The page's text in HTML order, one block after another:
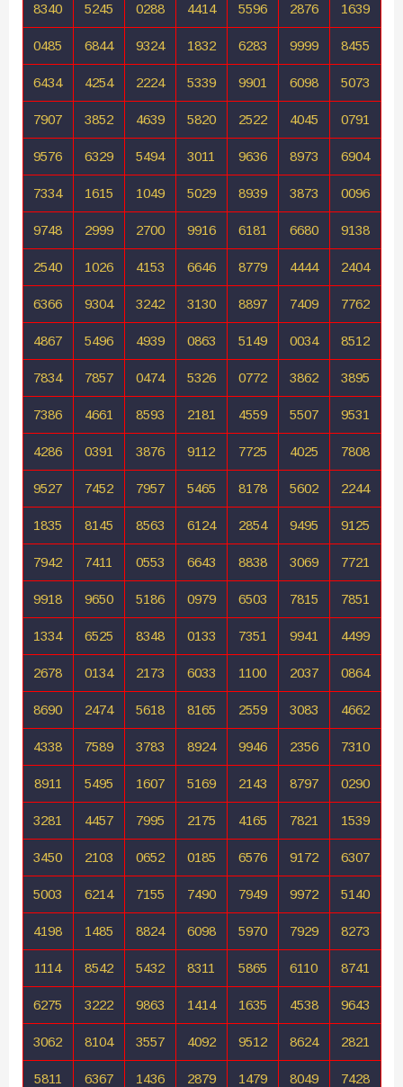
8340 5245 0288 4414 5596 2876 1639
0485 6844 9324 1832 6283 9999 8455
6434 4254 2224 5339 9901 6098 5073
7907 3852 4639 5820 2522 4045 0791
9576 6329 5494 3011 9636 8973 6904
7334 1615 1049 5029 8939 3873 0096
9748 2999 2700 9916 6181 6680 9138
2540 1026 4153 6646 8779 4444 2404
6366 9304 3242 3130 8897 7409 7762
4867 5496 4939 0863 5149 0034 8512
7834 7857 0474 5326 0772 3862 3895
7386 4661 8593 2181 4559 5507 9531
4286 0391 3876 9112 7725 4025 7808
9527 7452 7957 5465 8178 5602 2244
1835 8145 8563 6124 2854 9495 9125
7942 7411 0553 6643 8838 3069 7721
9918 9650 5186 0979 6503 7815 7851
1334 6525 8348 0133 7351 9941 4499
2678 0134 2173 6033 1100 2037 0864
8690 2474 5618 8165 2559 3083 4662
4338 7589 3783 8924 9946 2356 7310
8911 5495 1607 5169 2143 8797 0290
3281 4457 7995 2175 4165 7821 1539
3450 2103 0652 0185 6576 9172 6307
5003 6214 7155 7490 7949 9972 5140
4198 1485 8824 6098 5970 7929 8273
1114 8542 5432 8311 5865 6110 8741
6275 3222 9863 1414 1635 4538 9643
3062 8104 3557 4092 9512 8624 2821
5811 6367 1436 2879 1479 8049 7428